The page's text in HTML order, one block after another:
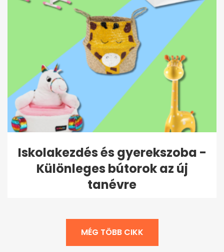
Iskolakezdés és gyerekszoba -
Különleges bútorok az új
tanévre
MÉG TÖBB CIKK